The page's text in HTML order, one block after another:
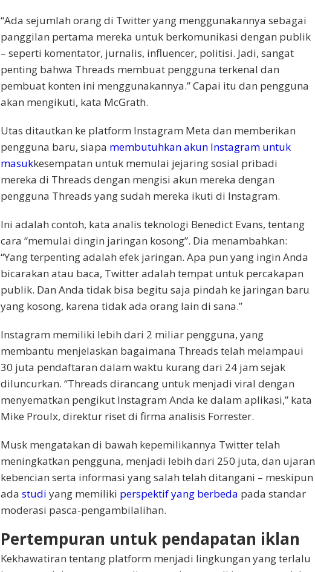
“Ada sejumlah orang di Twitter yang menggunakannya sebagai
panggilan pertama mereka untuk berkomunikasi dengan publik
– seperti komentator, jurnalis, influencer, politisi. Jadi, sangat
penting bahwa Threads membuat pengguna terkenal dan
pembuat konten ini menggunakannya.” Capai itu dan pengguna
akan mengikuti, kata McGrath.
Utas ditautkan ke platform Instagram Meta dan memberikan
pengguna baru, siapa membutuhkan akun Instagram untuk
masukkesempatan untuk memulai jejaring sosial pribadi
mereka di Threads dengan mengisi akun mereka dengan
pengguna Threads yang sudah mereka ikuti di Instagram.
Ini adalah contoh, kata analis teknologi Benedict Evans, tentang
cara “memulai dingin jaringan kosong”. Dia menambahkan:
“Yang terpenting adalah efek jaringan. Apa pun yang ingin Anda
bicarakan atau baca, Twitter adalah tempat untuk percakapan
publik. Dan Anda tidak bisa begitu saja pindah ke jaringan baru
yang kosong, karena tidak ada orang lain di sana.”
Instagram memiliki lebih dari 2 miliar pengguna, yang
membantu menjelaskan bagaimana Threads telah melampaui
30 juta pendaftaran dalam waktu kurang dari 24 jam sejak
diluncurkan. “Threads dirancang untuk menjadi viral dengan
menyematkan pengikut Instagram Anda ke dalam aplikasi,” kata
Mike Proulx, direktur riset di firma analisis Forrester.
Musk mengatakan di bawah kepemilikannya Twitter telah
meningkatkan pengguna, menjadi lebih dari 250 juta, dan ujaran
kebencian serta informasi yang salah telah ditangani – meskipun
ada studi yang memiliki perspektif yang berbeda pada standar
moderasi pasca-pengambilalihan.
Pertempuran untuk pendapatan iklan
Kekhawatiran tentang platform menjadi lingkungan yang terlalu